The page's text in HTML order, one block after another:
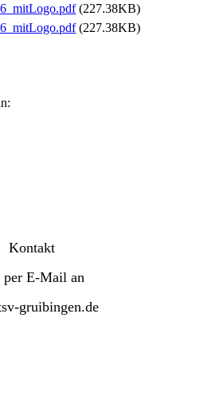
(227.38KB)
(227.38KB)
Kontakt
per E-Mail an
gruibingen.de